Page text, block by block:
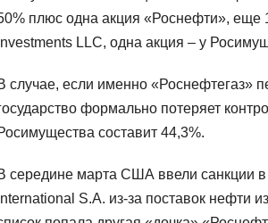
плюс одна акция «Роснефти», еще
Investments LLC, одна акция – у
случае, если именно «Роснефтегаз»
формально потеряет
составит 44,3%.
середине марта США ввели санкции
International S.A. из-за поставок нефти